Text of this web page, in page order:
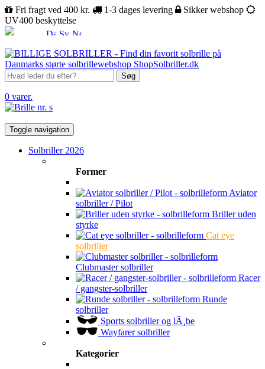
Fri fragt ved 400 kr. 1-3 dages levering
Sikker webshop
UV400 beskyttelse
Søg
0 varer.
Toggle navigation
Solbriller 2026
Former
Aviator
solbriller / Pilot
Briller uden
styrke
Cat eye
solbriller
Clubmaster solbriller
Racer
/ gangster-solbriller
Runde
solbriller
Sports solbriller og lÃ¸be
Wayfarer solbriller
Kategorier